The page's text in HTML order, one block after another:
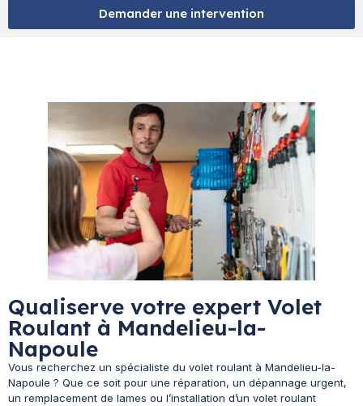
Demander une intervention
Qualiserve votre expert Volet
Roulant à Mandelieu-la-
Napoule
Vous recherchez un spécialiste du volet roulant à Mandelieu-la-
Napoule ? Que ce soit pour une réparation, un dépannage urgent,
un remplacement de lames ou l’installation d’un volet roulant